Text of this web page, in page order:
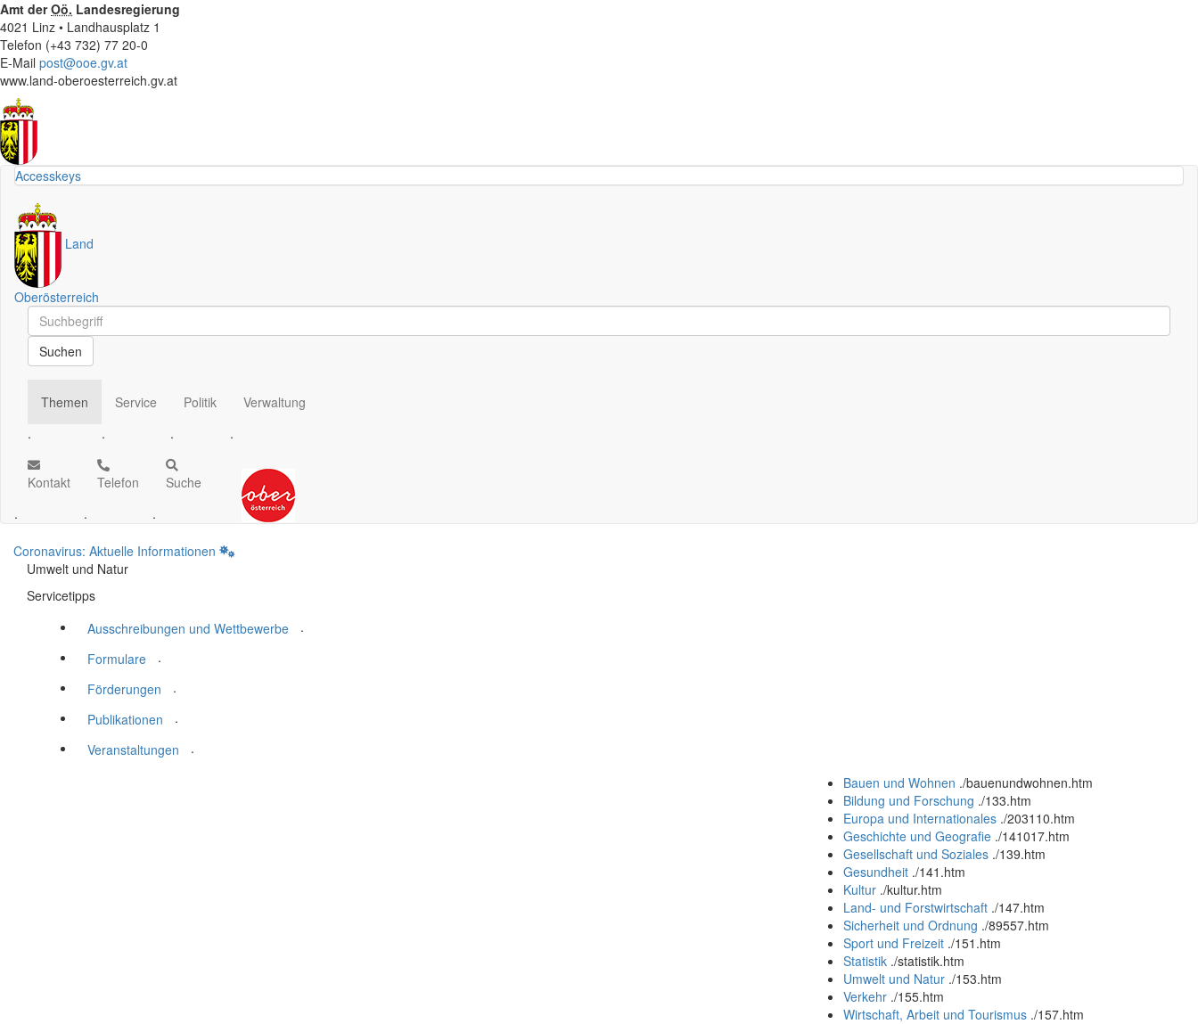
Amt derOö. Landesregierung
4021 Linz • Landhausplatz 1
Telefon (+43 732) 77 20-0
E-Mail post@ooe.gv.at
www.land-oberoesterreich.gv.at
Accesskeys
Land
Oberösterreich
Schnellsuche
Schnellsuche
Suchen
Themen
.
Service
.
Politik
.
Verwaltung
.
Kontakt
.
Telefon
.
Suche
.
Coronavirus: Aktuelle Informationen
Umwelt und Natur
Servicetipps
Ausschreibungen und Wettbewerbe
.
Formulare
.
Förderungen
.
Publikationen
.
Veranstaltungen
.
Bauen und Wohnen ./bauenundwohnen.htm
Bildung und Forschung ./133.htm
Europa und Internationales ./203110.htm
Geschichte und Geografie ./141017.htm
Gesellschaft und Soziales ./139.htm
Gesundheit ./141.htm
Kultur ./kultur.htm
Land- und Forstwirtschaft ./147.htm
Sicherheit und Ordnung ./89557.htm
Sport und Freizeit ./151.htm
Statistik ./statistik.htm
Umwelt und Natur ./153.htm
Verkehr ./155.htm
Wirtschaft, Arbeit und Tourismus ./157.htm